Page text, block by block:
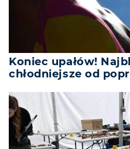
Koniec upałów!
chłodniejsze od